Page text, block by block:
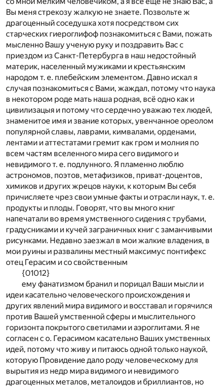
Вы меня стрекозу жалкую не знаете. Позвольте ж
драгоценный соседушка хотя посредством сих
старческих гиероглифоф познакомиться с Вами, пожать
мысленно Вашу ученую руку и поздравить Вас с
приездом из Санкт-Петербурга в наш недостойный
материк, населенный мужиками и крестьянским
народом т. е. плебейским элементом. Давно искал я
случая познакомиться с Вами, жаждал, потому что наука
в некотором роде мать наша родная, всё одно как и
цивилизацыя и потому что сердечно уважаю тех людей,
знаменитое имя и звание которых, увенчанное ореолом
популярной славы, лаврами, кимвалами, орденами,
лентами и аттестатами гремит как гром и молния по
всем частям вселенного мира сего видимого и
невидимого т. е. подлунного. Я пламенно люблю
астрономов, поэтов, метафизиков, приват-доцентов,
химиков и других жрецов науки, к которым Вы себя
причисляете чрез свои умные факты и отрасли наук, т. е.
продукты и плоды. Говорят, что вы много книг
напечатали во время умственного сидения с трубами,
градусниками и кучей заграничных книг с заманчивыми
рисунками. Недавно заезжал в мои жалкие владения, в
мои руины и развалины местный максимус понтифекс
отец Герасим и со свойственным
{01012}
ему фанатизмом бранил и порицал Ваши мысли и
идеи касательно человеческого происхождения и
других явлений мира видимого и восставал и горячился
против Вашей умственной сферы и мыслительного
горизонта покрытого светилами и аэроглитами. Я не
согласен с о. Герасимом касательно Ваших умственных
идей, потому что живу и питаюсь одной только наукой,
которую Провидение дало роду человеческому для
вырытия из недр мира видимого и невидимого
драгоценных металов, металоидов и бриллиантов, но